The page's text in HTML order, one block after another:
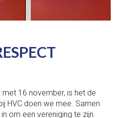
16 november, is het de
HVC doen we mee. Samen
om een vereniging te zijn